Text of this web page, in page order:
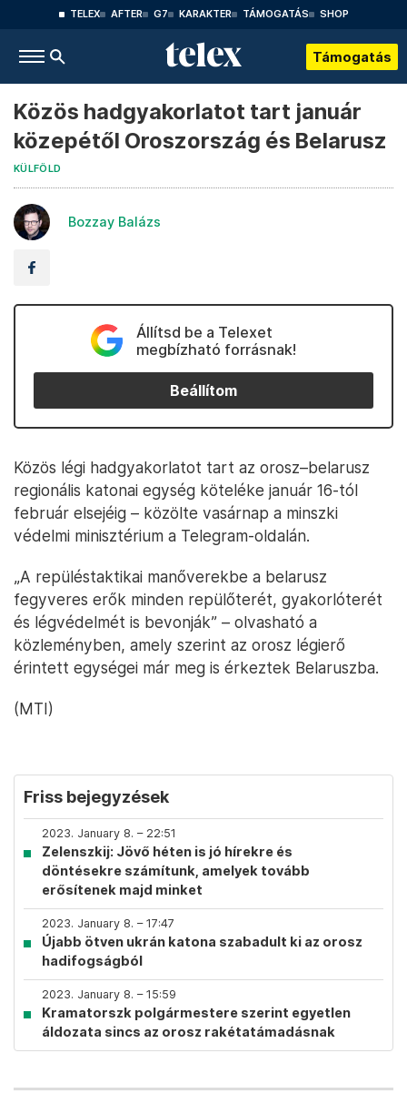
TELEX AFTER G7 KARAKTER TÁMOGATÁS SHOP
Támogatás
Közös hadgyakorlatot tart január
közepétől Oroszország és Belarusz
KÜLFÖLD
Bozzay Balázs
Állítsd be a Telexet
megbízható forrásnak!
Beállítom
Közös légi hadgyakorlatot tart az orosz–belarusz
regionális katonai egység köteléke január 16-tól
február elsejéig – közölte vasárnap a minszki
védelmi minisztérium a Telegram-oldalán.
„A repüléstaktikai manőverekbe a belarusz
fegyveres erők minden repülőterét, gyakorlóterét
és légvédelmét is bevonják” – olvasható a
közleményben, amely szerint az orosz légierő
érintett egységei már meg is érkeztek Belaruszba.
(MTI)
Friss bejegyzések
2023. January 8. – 22:51
Zelenszkij: Jövő héten is jó hírekre és
döntésekre számítunk, amelyek tovább
erősítenek majd minket
2023. January 8. – 17:47
Újabb ötven ukrán katona szabadult ki az orosz
hadifogságból
2023. January 8. – 15:59
Kramatorszk polgármestere szerint egyetlen
áldozata sincs az orosz rakétatámadásnak